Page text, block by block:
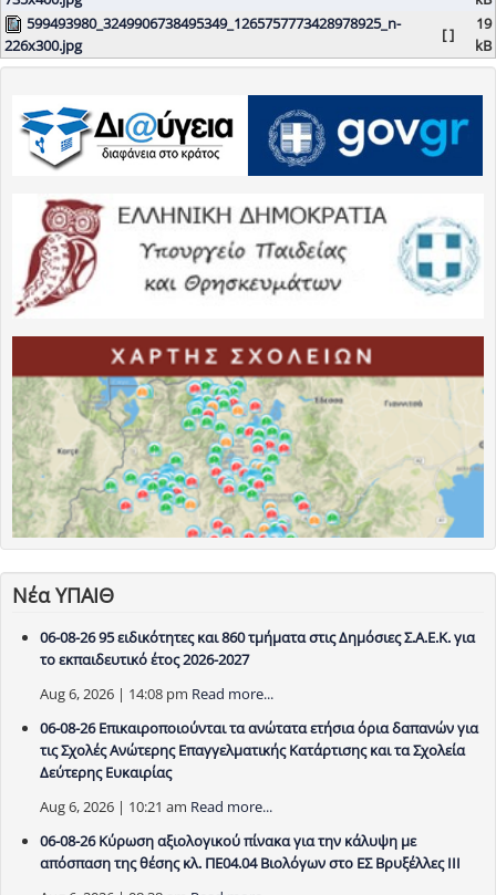
599493980_3249906738495349_1265757773428978925_n-
226x300.jpg
[ ]
19
kB
Νέα ΥΠΑΙΘ
06-08-26 95 ειδικότητες και 860 τμήματα στις Δημόσιες Σ.Α.Ε.Κ. για
το εκπαιδευτικό έτος 2026-2027
Aug 6, 2026 | 14:08 pm Read more...
06-08-26 Επικαιροποιούνται τα ανώτατα ετήσια όρια δαπανών για
τις Σχολές Ανώτερης Επαγγελματικής Κατάρτισης και τα Σχολεία
Δεύτερης Ευκαιρίας
Aug 6, 2026 | 10:21 am Read more...
06-08-26 Κύρωση αξιολογικού πίνακα για την κάλυψη με
απόσπαση της θέσης κλ. ΠΕ04.04 Βιολόγων στο ΕΣ Βρυξέλλες ΙΙΙ